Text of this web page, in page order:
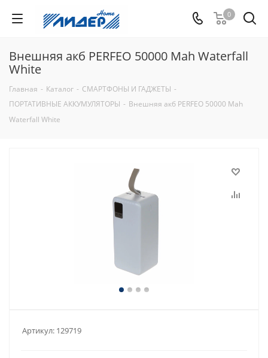
0
Внешняя акб PERFEO 50000 Mah Waterfall
White
Главная - Каталог - СМАРТФОНЫ И ГАДЖЕТЫ -
ПОРТАТИВНЫЕ АККУМУЛЯТОРЫ - Внешняя акб PERFEO 50000 Mah
Waterfall White
Артикул: 129719